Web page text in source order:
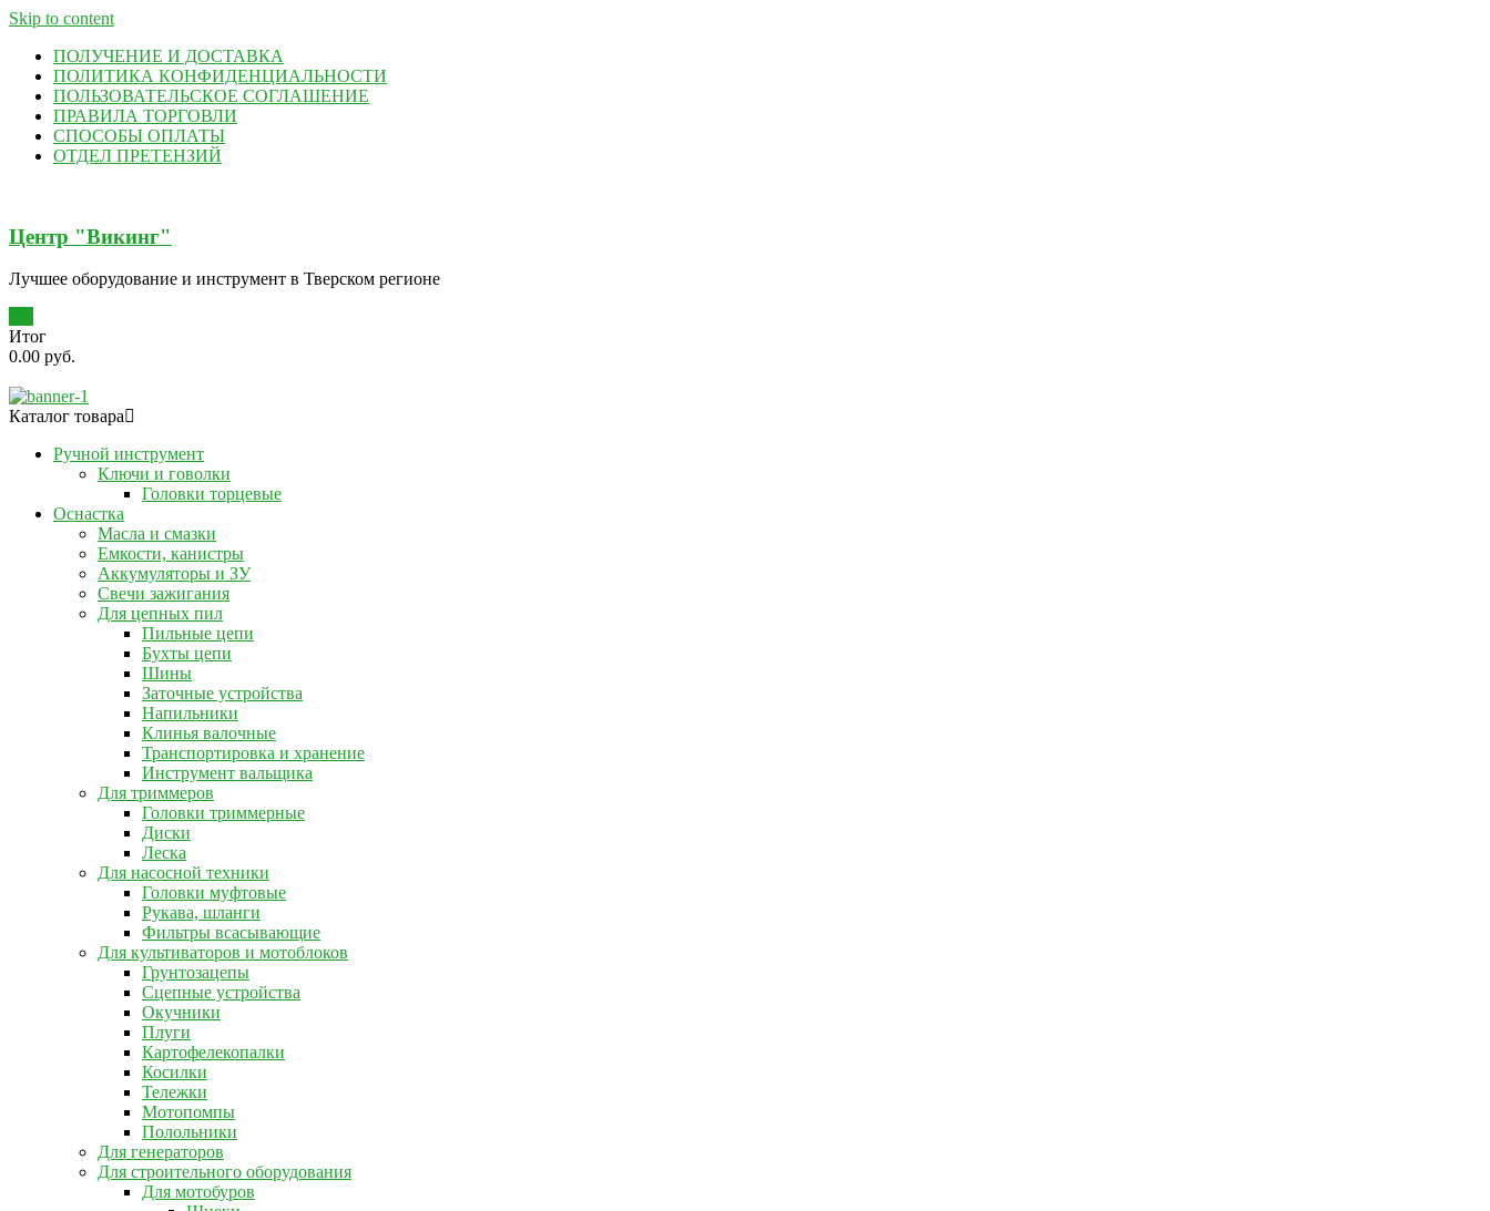
Skip to content
ПОЛУЧЕНИЕ И ДОСТАВКА
ПОЛИТИКА КОНФИДЕНЦИАЛЬНОСТИ
ПОЛЬЗОВАТЕЛЬСКОЕ СОГЛАШЕНИЕ
ПРАВИЛА ТОРГОВЛИ
СПОСОБЫ ОПЛАТЫ
ОТДЕЛ ПРЕТЕНЗИЙ
Центр "Викинг"
Лучшее оборудование и инструмент в Тверском регионе
Итог
0.00 руб.
Каталог товара
Ручной инструмент
Ключи и говолки
Головки торцевые
Оснастка
Масла и смазки
Емкости, канистры
Аккумуляторы и ЗУ
Свечи зажигания
Для цепных пил
Пильные цепи
Бухты цепи
Шины
Заточные устройства
Напильники
Клинья валочные
Транспортировка и хранение
Инструмент вальщика
Для триммеров
Головки триммерные
Диски
Леска
Для насосной техники
Головки муфтовые
Рукава, шланги
Фильтры всасывающие
Для культиваторов и мотоблоков
Грунтозацепы
Сцепные устройства
Окучники
Плуги
Картофелекопалки
Косилки
Тележки
Мотопомпы
Полольники
Для генераторов
Для строительного оборудования
Для мотобуров